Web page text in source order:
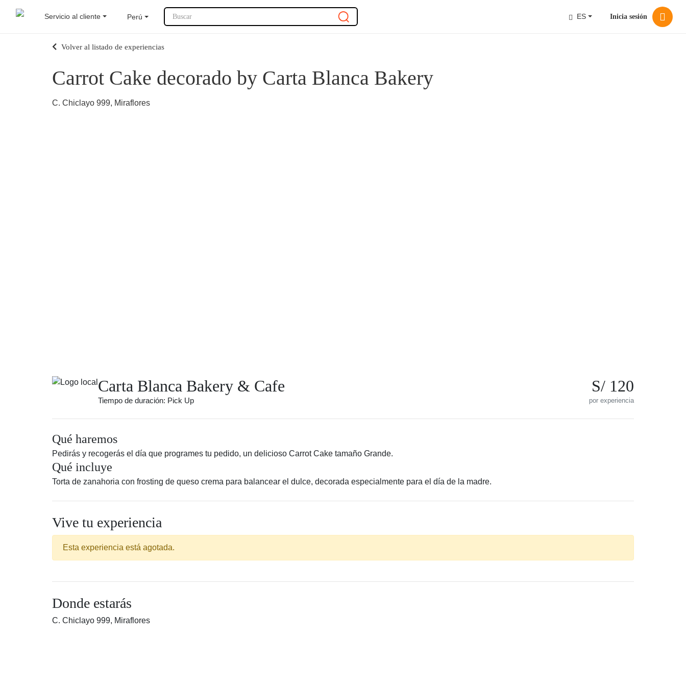
Servicio al cliente Perú Buscar ES Inicia sesión
Volver al listado de experiencias
Carrot Cake decorado by Carta Blanca Bakery
C. Chiclayo 999, Miraflores
Carta Blanca Bakery & Cafe
Tiempo de duración: Pick Up
S/ 120
por experiencia
Qué haremos
Pedirás y recogerás el día que programes tu pedido, un delicioso Carrot Cake tamaño Grande.
Qué incluye
Torta de zanahoria con frosting de queso crema para balancear el dulce, decorada especialmente para el día de la madre.
Vive tu experiencia
Esta experiencia está agotada.
Donde estarás
C. Chiclayo 999, Miraflores